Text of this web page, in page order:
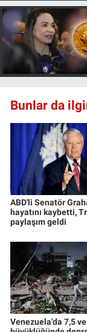
Bunlar da
ABD'li Senatör
hayatını kaybetti,
paylaşım geldi
Venezuela'da 7,5
Yerel
Yerel
Canlı Yayın